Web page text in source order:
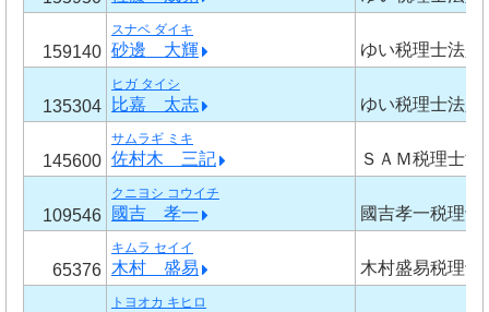
159140
スナベ ダイキ
砂邊 大輝 ゆい税理士法人
135304
ヒガ タイシ
比嘉 太志 ゆい税理士法人
145600
サムラギ ミキ
佐村木 三記 ＳＡＭ税理士
109546
クニヨシ コウイチ
國吉 孝一 國吉孝一税理士
65376
キムラ セイイ
木村 盛易 木村盛易税理士
トヨオカ キヒロ